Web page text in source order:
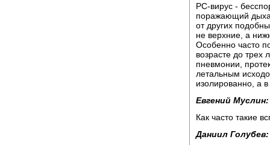
РС-вирус -
поражающий
от других
не верхние, а
Особенно часто
возрасте до трех
пневмонии,
летальным
изолированно, а
Евгений Муслин:
Как часто такие
Даниил Голубев: